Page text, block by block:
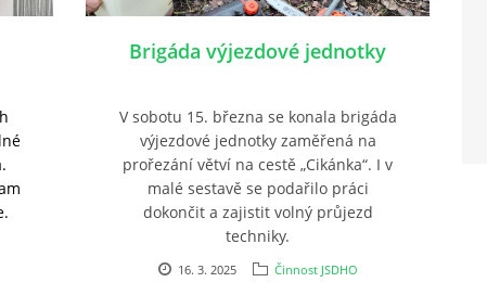
Brigáda výjezdové jednotky
V sobotu 15. března se konala brigáda
výjezdové jednotky zaměřená na
prořezání větví na cestě „Cikánka“. I v
malé sestavě se podařilo práci
dokončit a zajistit volný průjezd
techniky.
16. 3. 2025 Činnost JSDHO